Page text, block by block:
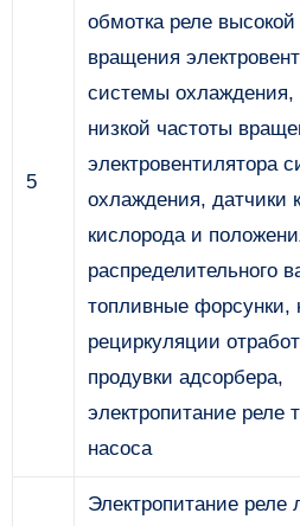
5
обмотка реле высокой
вращения
системы охлаждения,
низкой частоты
электровентилятора
охлаждения, датчики
кислорода и
распределитель­ного
топливные форсунки,
рециркуляции
про­дувки адсорбера,
электропитание реле
насоса
Электропитание реле